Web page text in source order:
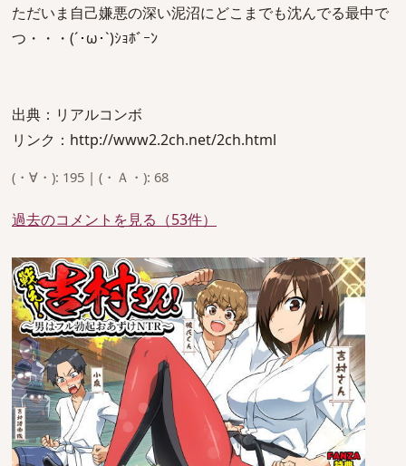
ただいま自己嫌悪の深い泥沼にどこまでも沈んでる最中で
つ・・・(´･ω･`)ｼｮﾎﾞｰﾝ
出典：リアルコンボ
リンク：http://www2.2ch.net/2ch.html
(・∀・): 195 | (・Ａ・): 68
過去のコメントを見る（53件）